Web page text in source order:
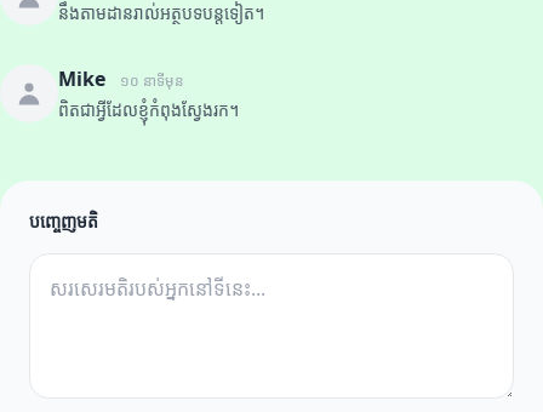
នឹងតាមដានរាល់អត្ថបទបន្តទៀត។
Mike ១០ នាទីមុន
ពិតជាអ្វីដែលខ្ញុំកំពុងស្វែងរក។
បញ្ចេញមតិ